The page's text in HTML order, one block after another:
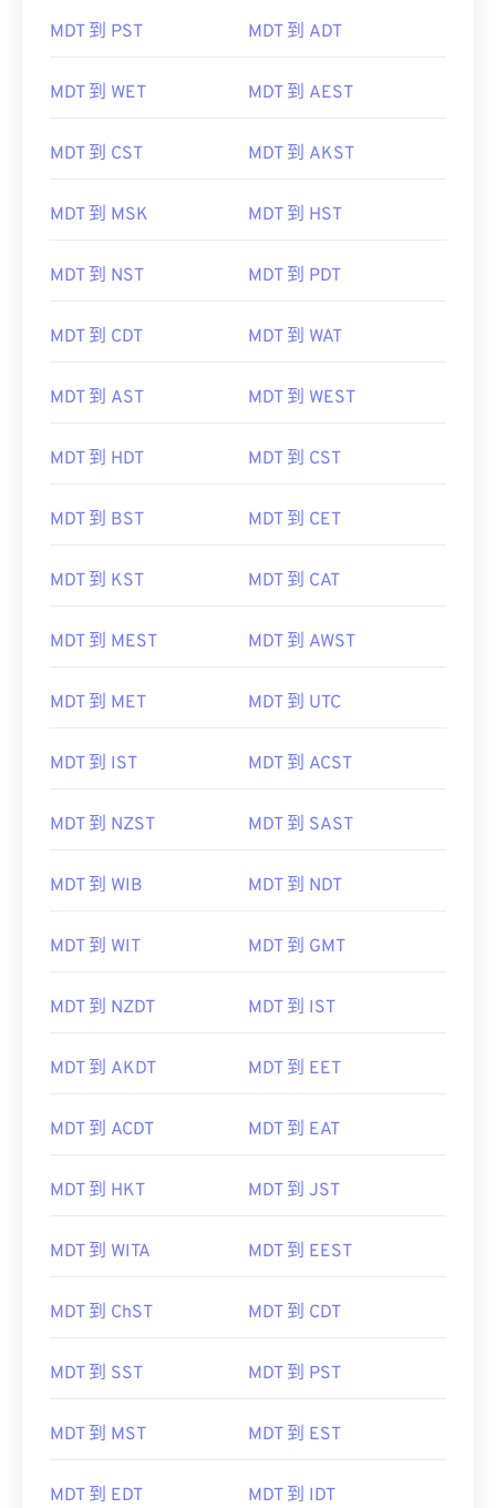
MDT 到 PST MDT 到 ADT
MDT 到 WET MDT 到 AEST
MDT 到 CST MDT 到 AKST
MDT 到 MSK MDT 到 HST
MDT 到 NST MDT 到 PDT
MDT 到 CDT MDT 到 WAT
MDT 到 AST MDT 到 WEST
MDT 到 HDT MDT 到 CST
MDT 到 BST MDT 到 CET
MDT 到 KST MDT 到 CAT
MDT 到 MEST MDT 到 AWST
MDT 到 MET MDT 到 UTC
MDT 到 IST MDT 到 ACST
MDT 到 NZST MDT 到 SAST
MDT 到 WIB MDT 到 NDT
MDT 到 WIT MDT 到 GMT
MDT 到 NZDT MDT 到 IST
MDT 到 AKDT MDT 到 EET
MDT 到 ACDT MDT 到 EAT
MDT 到 HKT MDT 到 JST
MDT 到 WITA MDT 到 EEST
MDT 到 ChST MDT 到 CDT
MDT 到 SST MDT 到 PST
MDT 到 MST MDT 到 EST
MDT 到 EDT MDT 到 IDT